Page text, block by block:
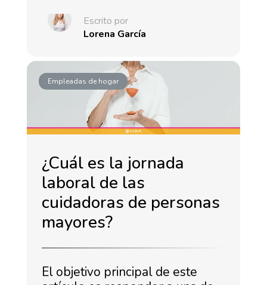
Escrito por
Lorena García
Empleadas de hogar
¿Cuál es la jornada
laboral de las
cuidadoras de personas
mayores?
El objetivo principal de este